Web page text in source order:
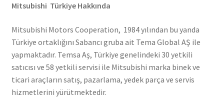
Mitsubishi Türkiye Hakkında
Mitsubishi Motors Cooperation, 1984 yılından bu yanda
Türkiye ortaklığını Sabancı gruba ait Tema Global AŞ ile
yapmaktadır. Temsa Aş, Türkiye genelindeki 30 yetkili
satıcısı ve 58 yetkili servisi ile Mitsubishi marka binek ve
ticari araçların satış, pazarlama, yedek parça ve servis
hizmetlerini yürütmektedir.